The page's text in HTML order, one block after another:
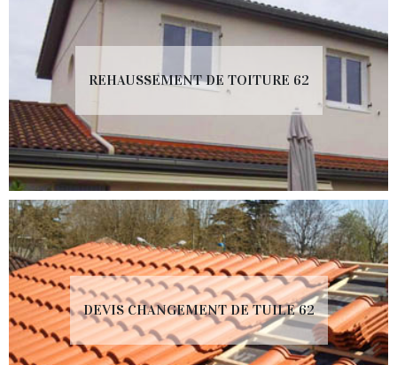
REHAUSSEMENT DE TOITURE 62
DEVIS CHANGEMENT DE TUILE 62